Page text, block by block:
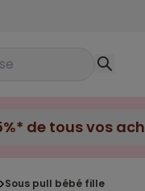
sous pull bébé fille